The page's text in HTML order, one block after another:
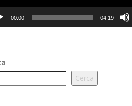
00:00 04:19
Cerca